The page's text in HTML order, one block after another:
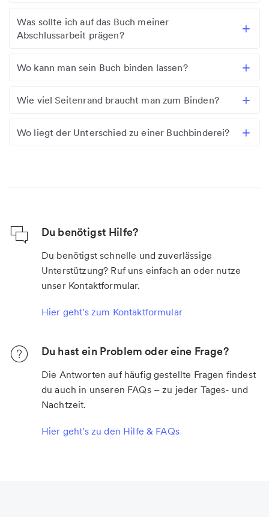
Was sollte ich auf das Buch meiner
Abschlussarbeit prägen?
Wo kann man sein Buch binden lassen?
Wie viel Seitenrand braucht man zum Binden?
Wo liegt der Unterschied zu einer Buchbinderei?
Du benötigst Hilfe?
Du benötigst schnelle und zuverlässige
Unterstützung? Ruf uns einfach an oder nutze
unser Kontaktformular.
Hier geht's zum Kontaktformular
Du hast ein Problem oder eine Frage?
Die Antworten auf häufig gestellte Fragen findest
du auch in unseren FAQs – zu jeder Tages- und
Nachtzeit.
Hier geht's zu den Hilfe & FAQs